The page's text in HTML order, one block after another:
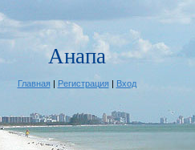
Анапа
Главная| Регистрация| Вход